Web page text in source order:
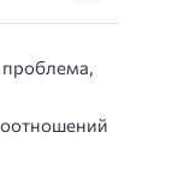
проблема,